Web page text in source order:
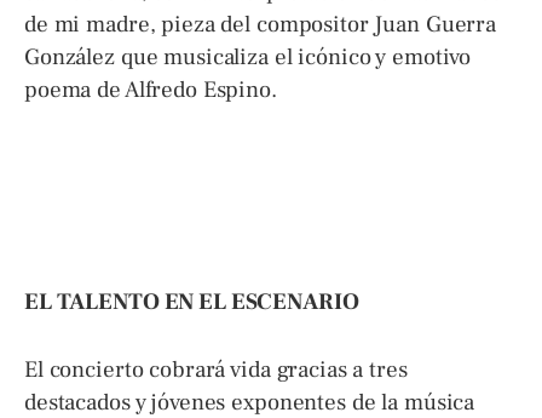
de mi madre, pieza del compositor Juan Guerra
González que musicaliza el icónico y emotivo
poema de Alfredo Espino.
EL TALENTO EN EL ESCENARIO
El concierto cobrará vida gracias a tres
destacados y jóvenes exponentes de la música